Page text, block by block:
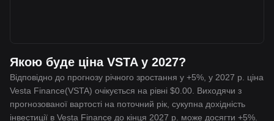
Якою буде ціна VSTA у 2027?
Відповідно до прогнозу річного зростання у +5%, у 2027 р. ціна
Vesta Finance(VSTA) очікується на рівні $0.00. Виходячи з
прогнозованої вартості на поточний рік, сукупна дохідність
інвестиції в Vesta Finance до кінця 2027 р. може досягти +5%.